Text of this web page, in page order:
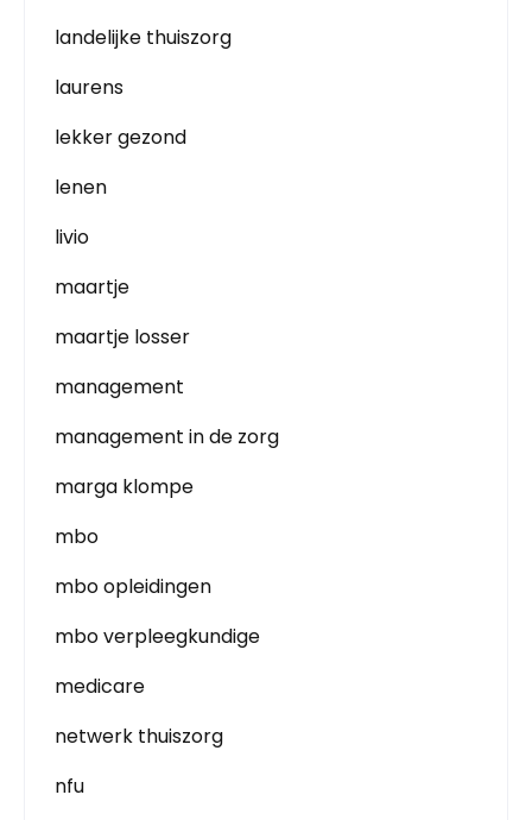
landelijke thuiszorg
laurens
lekker gezond
lenen
livio
maartje
maartje losser
management
management in de zorg
marga klompe
mbo
mbo opleidingen
mbo verpleegkundige
medicare
netwerk thuiszorg
nfu